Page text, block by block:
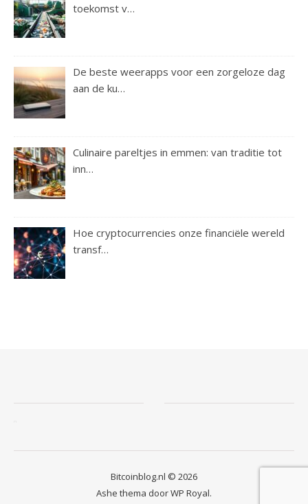
toekomst v…
De beste weerapps voor een zorgeloze dag
aan de ku…
Culinaire pareltjes in emmen: van traditie tot
inn…
Hoe cryptocurrencies onze financiële wereld
transf…
Bitcoinblog.nl © 2026
Ashe thema doorWP Royal.